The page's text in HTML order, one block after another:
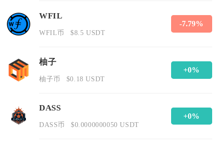
WFIL
WFIL币 $8.5 USDT
-7.79%
柚子
柚子币 $0.18 USDT
+0%
DASS
DASS币 $0.0000000050 USDT
+0%